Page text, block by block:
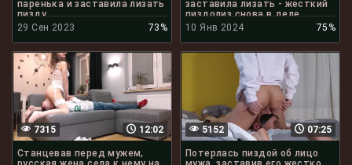
паренька и заставила лизать
пизду
29 Сен 2023
73%
заставила лизать - жесткий
пиздолиз снова в деле
10 Янв 2024
75%
12:02
7315
Станцевав перед мужем,
07:25
5152
Потерлась пиздой об лицо